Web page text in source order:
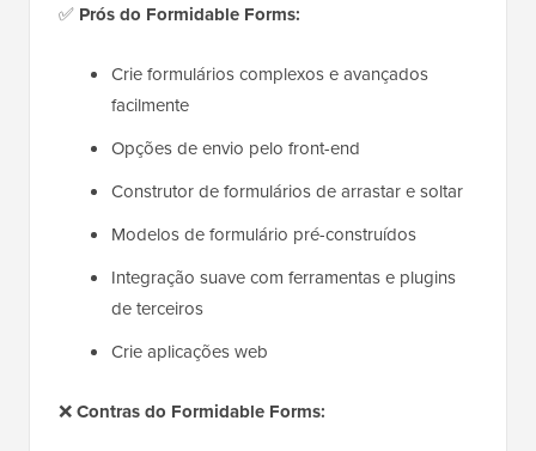
✅ Prós do Formidable Forms:
Crie formulários complexos e avançados
facilmente
Opções de envio pelo front-end
Construtor de formulários de arrastar e soltar
Modelos de formulário pré-construídos
Integração suave com ferramentas e plugins
de terceiros
Crie aplicações web
❌Contras do Formidable Forms: